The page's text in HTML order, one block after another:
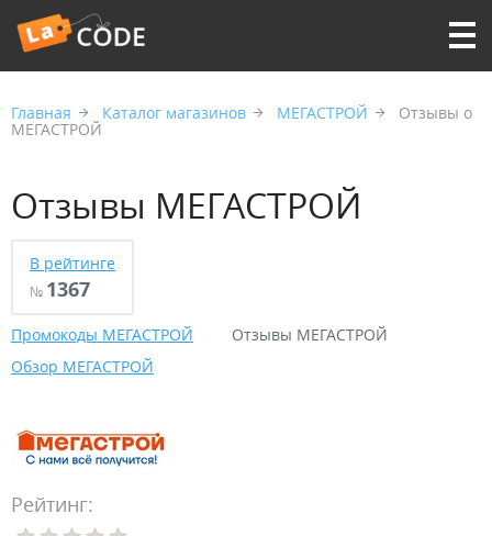
Главная Каталог магазинов МЕГАСТРОЙ Отзывы о
МЕГАСТРОЙ
Отзывы МЕГАСТРОЙ
В рейтинге
№ 1367
Промокоды МЕГАСТРОЙ
Отзывы МЕГАСТРОЙ
Обзор МЕГАСТРОЙ
Рейтинг: